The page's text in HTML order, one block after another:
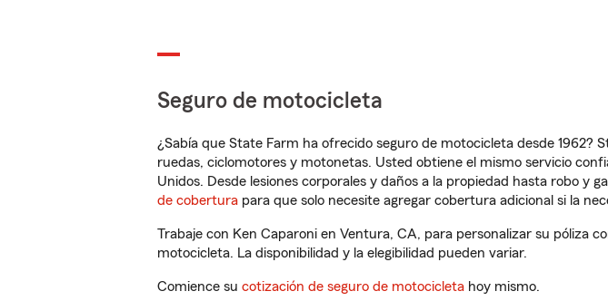
Seguro de motocicleta
¿Sabía que State Farm ha ofrecido seguro de motocicleta desde
ruedas, ciclomotores y motonetas. Usted obtiene el mismo servicio
Unidos. Desde lesiones corporales y daños a la propiedad hasta robo y
de cobertura para que solo necesite agregar cobertura adicional si la
Trabaje con Ken Caparoni en Ventura, CA, para personalizar su póliza
motocicleta. La disponibilidad y la elegibilidad pueden variar.
Comience su cotización de seguro de motocicleta hoy mismo.